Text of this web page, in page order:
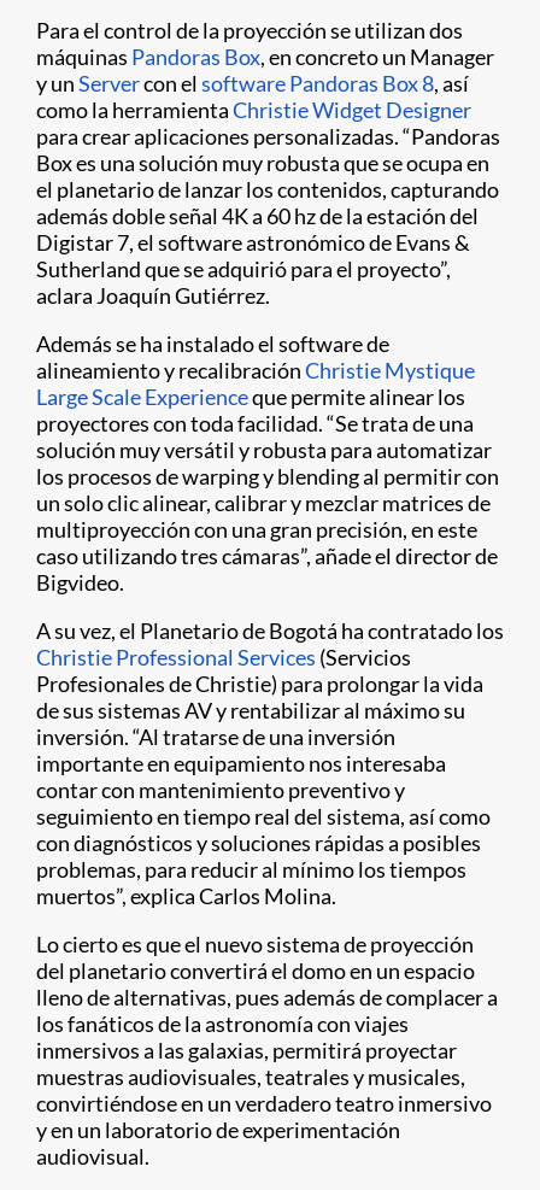
Para el control de la proyección se utilizan dos
máquinas Pandoras Box, en concreto un Manager
y unServercon elsoftware Pandoras Box 8, así
como la herramientaChristie Widget Designer
para crear aplicaciones personalizadas. “Pandoras
Box es una solución muy robusta que se ocupa en
el planetario de lanzar los contenidos, capturando
además doble señal 4K a 60 hz de la estación del
Digistar 7, el software astronómico de Evans &
Sutherland que se adquirió para el proyecto”,
aclara Joaquín Gutiérrez.
Además se ha instalado el software de
alineamiento y recalibraciónChristie Mystique
Large Scale Experienceque permite alinear los
proyectores con toda facilidad. “Se trata de una
solución muy versátil y robusta para automatizar
los procesos de warping y blending al permitir con
un solo clic alinear, calibrar y mezclar matrices de
multiproyección con una gran precisión, en este
caso utilizando tres cámaras”, añade el director de
Bigvideo.
A su vez, el Planetario de Bogotá ha contratado los
Christie Professional Services (Servicios
Profesionales de Christie) para prolongar la vida
de sus sistemas AV y rentabilizar al máximo su
inversión. “Al tratarse de una inversión
importante en equipamiento nos interesaba
contar con mantenimiento preventivo y
seguimiento en tiempo real del sistema, así como
con diagnósticos y soluciones rápidas a posibles
problemas, para reducir al mínimo los tiempos
muertos”, explica Carlos Molina.
Lo cierto es que el nuevo sistema de proyección
del planetario convertirá el domo en un espacio
lleno de alternativas, pues además de complacer a
los fanáticos de la astronomía con viajes
inmersivos a las galaxias, permitirá proyectar
muestras audiovisuales, teatrales y musicales,
convirtiéndose en un verdadero teatro inmersivo
y en un laboratorio de experimentación
audiovisual.